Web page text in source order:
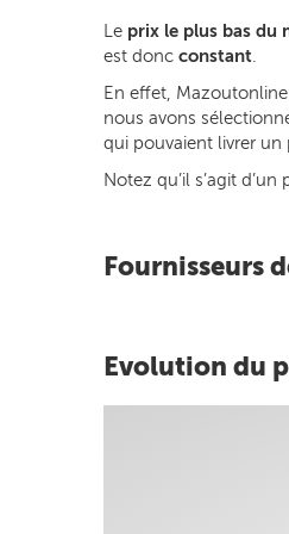
Le prix le plus bas du
est donc constant.
En effet,
nous avons
qui pouvaient livrer un
Notez qu’il s’agit
Fournisseurs
Evolution du